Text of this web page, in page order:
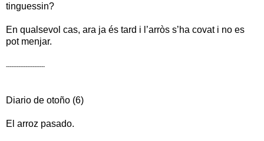
tinguessin?
En qualsevol cas, ara ja és tard i l’arròs s’ha covat i no es
pot menjar.
----------------------
Diario de otoño (6)
El arroz pasado.